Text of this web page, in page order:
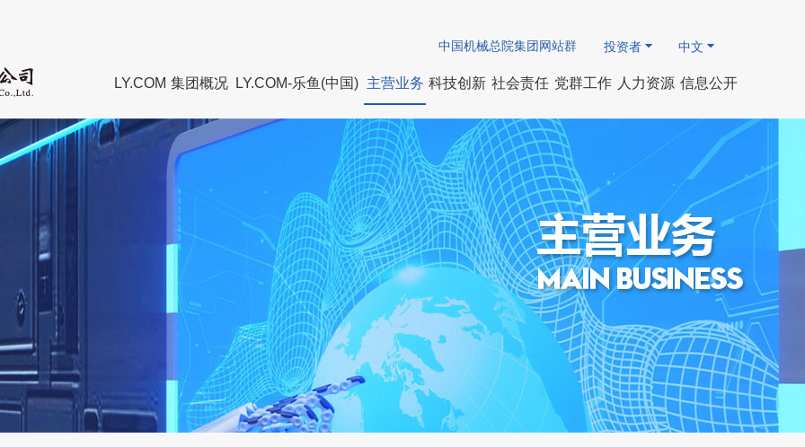
中国机械总院集团网站群 投资者 中文
LY.COM 集团概况
董事长致辞 集团简介
董事会
组织架构 历届领导
直属企业 资质荣誉
发展历程
联系我们
LY.COM-乐鱼(中国)
国资动态
专题专栏
主营业务
先进制造 智能制造
技术服务
科技创新
研发领域
软件著作权
研发机构 学术机构
协会组织 标委会
认证机构
创新平台 国际合作
出版刊物
社会责任
社会责任报告
党群工作
组织建设 团青、工会园地
廉政教育 廉政法规
人力资源
人才队伍 专家队伍
人才招聘公告
信息公开
企业基本信息
重要财务信息 其他公开信息
企业重大事项 员工招聘信息
招标采购信息